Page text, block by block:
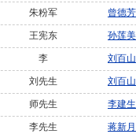
朱粉军 曾德芳
王宪东 孙莲美
李 刘百山
刘先生 刘百山
师先生 李建生
李先生 蒋新月